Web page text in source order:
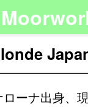
ーナ出身、